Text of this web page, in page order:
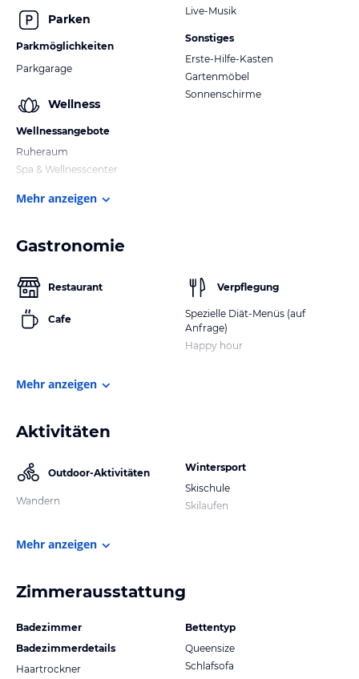
Parken
Parkmöglichkeiten
Parkgarage
Wellness
Wellnessangebote
Ruheraum
Spa & Wellnesscenter
Live-Musik
Sonstiges
Erste-Hilfe-Kasten
Gartenmöbel
Sonnenschirme
Mehr anzeigen
Gastronomie
Restaurant
Cafe
Verpflegung
Spezielle Diät-Menüs (auf
Anfrage)
Happy hour
Mehr anzeigen
Aktivitäten
Outdoor-Aktivitäten
Wandern
Wintersport
Skischule
Skilaufen
Mehr anzeigen
Zimmerausstattung
Badezimmer
Badezimmerdetails
Haartrockner
Bettentyp
Queensize
Schlafsofa